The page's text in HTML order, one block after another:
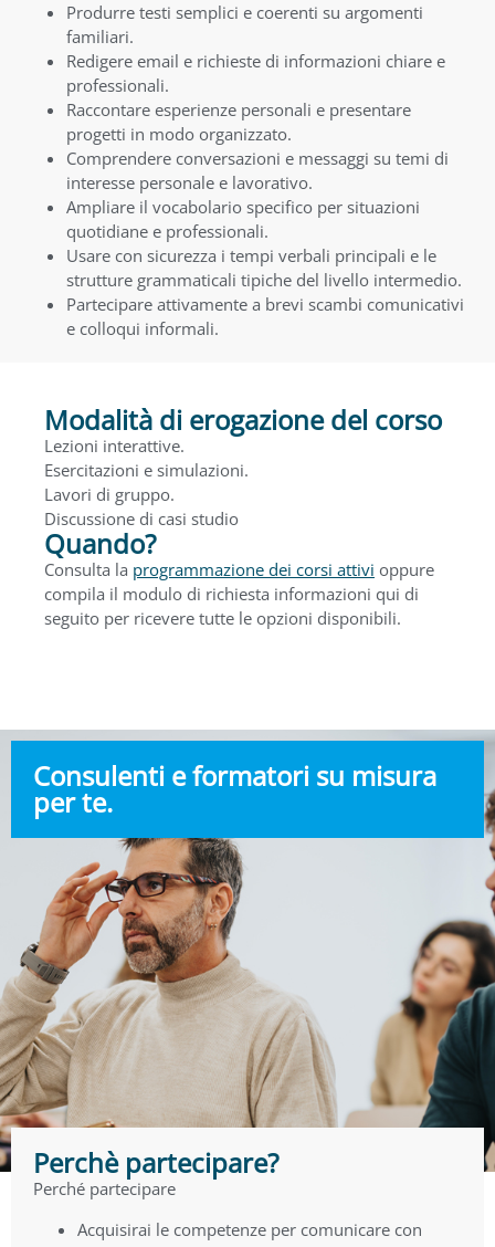
Produrre testi semplici e coerenti su argomenti
familiari.
Redigere email e richieste di informazioni chiare e
professionali.
Raccontare esperienze personali e presentare
progetti in modo organizzato.
Comprendere conversazioni e messaggi su temi di
interesse personale e lavorativo.
Ampliare il vocabolario specifico per situazioni
quotidiane e professionali.
Usare con sicurezza i tempi verbali principali e le
strutture grammaticali tipiche del livello intermedio.
Partecipare attivamente a brevi scambi comunicativi
e colloqui informali.
Modalità di erogazione del corso
Lezioni interattive.
Esercitazioni e simulazioni.
Lavori di gruppo.
Discussione di casi studio
Quando?
Consulta la programmazione dei corsi attivi oppure
compila il modulo di richiesta informazioni qui di
seguito per ricevere tutte le opzioni disponibili.
Consulenti e formatori su misura
per te.
Perchè partecipare?
Perché partecipare
Acquisirai le competenze per comunicare con